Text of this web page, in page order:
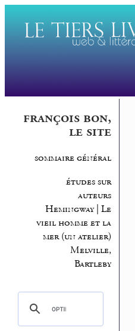
françois bon,
le site
sommaire général
études sur
auteurs
Hemingway | Le
vieil homme et la
mer (un atelier)
Melville,
Bartleby